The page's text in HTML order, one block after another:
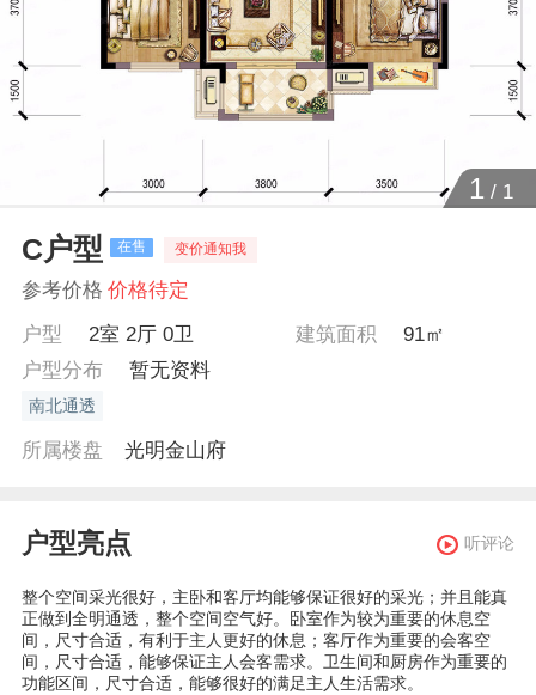
1 / 1
C户型 在售 变价通知我
参考价格 价格待定
户型
2室 2厅 0卫 建筑面积
91㎡
户型分布
暂无资料
南北通透
所属楼盘 光明金山府
户型亮点 听评论
整个空间采光很好，主卧和客厅均能够保证很好的采光；并且能真
正做到全明通透，整个空间空气好。卧室作为较为重要的休息空
间，尺寸合适，有利于主人更好的休息；客厅作为重要的会客空
间，尺寸合适，能够保证主人会客需求。卫生间和厨房作为重要的
功能区间，尺寸合适，能够很好的满足主人生活需求。